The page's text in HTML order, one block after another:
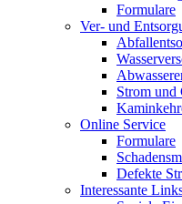
Formulare
Ver- und
Strom und
Online Service
Formulare
Defekte
Interessante